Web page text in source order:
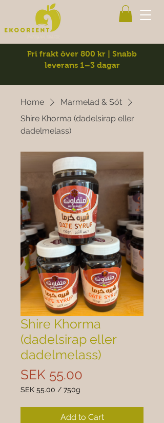
Fri frakt över 800 kr | Snabb
leverans 1–3 dagar
Home
Marmelad & Söt
Shire Khorma (dadelsirap eller
dadelmelass)
Shire Khorma
(dadelsirap eller
dadelmelass)
SEK 55.00
SEK 55.00 / 750g
per
Add to Cart